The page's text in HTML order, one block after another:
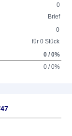
0
Brief
0
für 0 Stück
0 / 0%
0 / 0%